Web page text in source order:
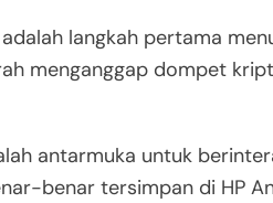
langkah pertama
menganggap dompet
antarmuka untuk
benar tersimpan di HP